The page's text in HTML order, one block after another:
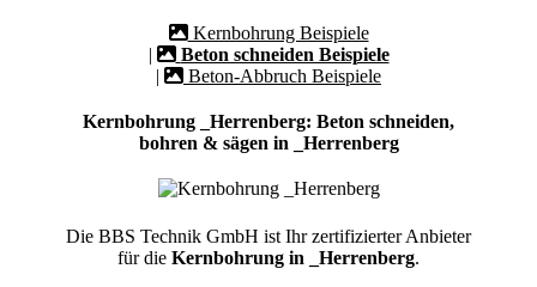
Kernbohrung Beispiele
|
Beton schneiden Beispiele
|
Beton-Abbruch Beispiele
Kernbohrung _Herrenberg: Beton schneiden,
bohren & sägen in _Herrenberg
Die BBS Technik GmbH ist Ihr zertifizierter Anbieter
für die Kernbohrung in _Herrenberg.